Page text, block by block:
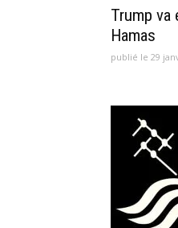
Trump va
Hamas
publié le 29